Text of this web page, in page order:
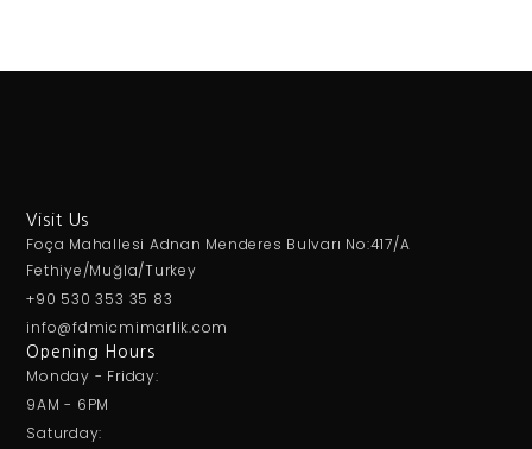
Visit Us
Foça Mahallesi Adnan Menderes Bulvarı No:417/A
Fethiye/Muğla/Turkey
+90 530 353 35 83
info@fdmicmimarlik.com
Opening Hours
Monday - Friday:
9AM - 6PM
Saturday: